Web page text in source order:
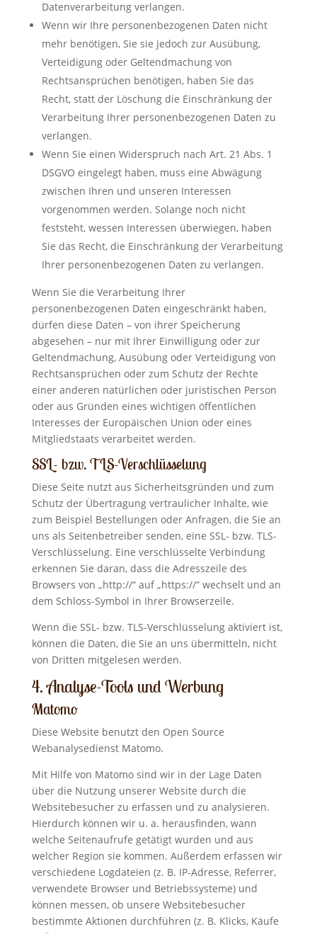
Datenverarbeitung verlangen.
Wenn wir Ihre personenbezogenen Daten nicht
mehr benötigen, Sie sie jedoch zur Ausübung,
Verteidigung oder Geltendmachung von
Rechtsansprüchen benötigen, haben Sie das
Recht, statt der Löschung die Einschränkung der
Verarbeitung Ihrer personenbezogenen Daten zu
verlangen.
Wenn Sie einen Widerspruch nach Art. 21 Abs. 1
DSGVO eingelegt haben, muss eine Abwägung
zwischen Ihren und unseren Interessen
vorgenommen werden. Solange noch nicht
feststeht, wessen Interessen überwiegen, haben
Sie das Recht, die Einschränkung der Verarbeitung
Ihrer personenbezogenen Daten zu verlangen.
Wenn Sie die Verarbeitung Ihrer
personenbezogenen Daten eingeschränkt haben,
dürfen diese Daten – von ihrer Speicherung
abgesehen – nur mit Ihrer Einwilligung oder zur
Geltendmachung, Ausübung oder Verteidigung von
Rechtsansprüchen oder zum Schutz der Rechte
einer anderen natürlichen oder juristischen Person
oder aus Gründen eines wichtigen öffentlichen
Interesses der Europäischen Union oder eines
Mitgliedstaats verarbeitet werden.
SSL- bzw. TLS-Verschlüsselung
Diese Seite nutzt aus Sicherheitsgründen und zum
Schutz der Übertragung vertraulicher Inhalte, wie
zum Beispiel Bestellungen oder Anfragen, die Sie an
uns als Seitenbetreiber senden, eine SSL- bzw. TLS-
Verschlüsselung. Eine verschlüsselte Verbindung
erkennen Sie daran, dass die Adresszeile des
Browsers von „http://“ auf „https://“ wechselt und an
dem Schloss-Symbol in Ihrer Browserzeile.
Wenn die SSL- bzw. TLS-Verschlüsselung aktiviert ist,
können die Daten, die Sie an uns übermitteln, nicht
von Dritten mitgelesen werden.
4. Analyse-Tools und Werbung
Matomo
Diese Website benutzt den Open Source
Webanalysedienst Matomo.
Mit Hilfe von Matomo sind wir in der Lage Daten
über die Nutzung unserer Website durch die
Websitebesucher zu erfassen und zu analysieren.
Hierdurch können wir u. a. herausfinden, wann
welche Seitenaufrufe getätigt wurden und aus
welcher Region sie kommen. Außerdem erfassen wir
verschiedene Logdateien (z. B. IP-Adresse, Referrer,
verwendete Browser und Betriebssysteme) und
können messen, ob unsere Websitebesucher
bestimmte Aktionen durchführen (z. B. Klicks, Käufe